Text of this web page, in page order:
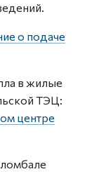
о подаче
в жилые
ТЭЦ:
центре